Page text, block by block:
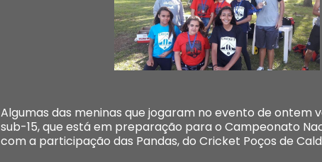
Algumas das meninas que jogaram no evento de
sub-15, que está em preparação para o Campeonato
com a participação das Pandas, do Cricket Poços de